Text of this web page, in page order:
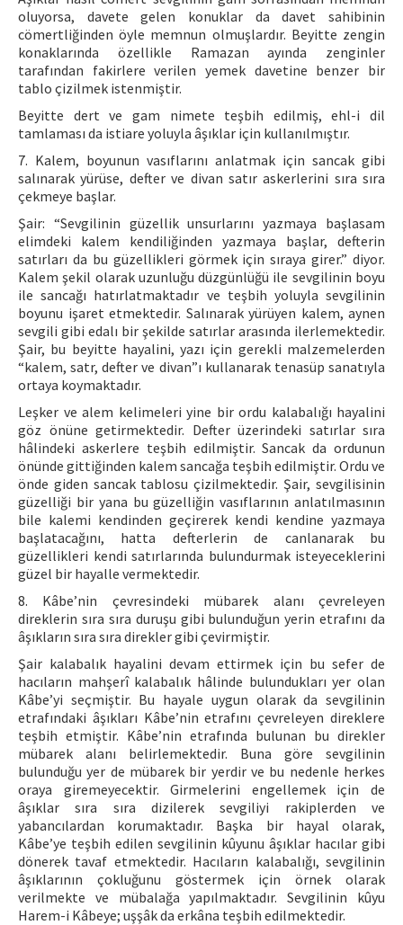
oluyorsa, davete gelen konuklar da davet sahibinin
cömertliğinden öyle memnun olmuşlardır. Beyitte zengin
konaklarında özellikle Ramazan ayında zenginler
tarafından fakirlere verilen yemek davetine benzer bir
tablo çizilmek istenmiştir.
Beyitte dert ve gam nimete teşbih edilmiş, ehl-i dil
tamlaması da istiare yoluyla âşıklar için kullanılmıştır.
7. Kalem, boyunun vasıflarını anlatmak için sancak gibi
salınarak yürüse, defter ve divan satır askerlerini sıra sıra
çekmeye başlar.
Şair: “Sevgilinin güzellik unsurlarını yazmaya başlasam
elimdeki kalem kendiliğinden yazmaya başlar, defterin
satırları da bu güzellikleri görmek için sıraya girer.” diyor.
Kalem şekil olarak uzunluğu düzgünlüğü ile sevgilinin boyu
ile sancağı hatırlatmaktadır ve teşbih yoluyla sevgilinin
boyunu işaret etmektedir. Salınarak yürüyen kalem, aynen
sevgili gibi edalı bir şekilde satırlar arasında ilerlemektedir.
Şair, bu beyitte hayalini, yazı için gerekli malzemelerden
“kalem, satr, defter ve divan”ı kullanarak tenasüp sanatıyla
ortaya koymaktadır.
Leşker ve alem kelimeleri yine bir ordu kalabalığı hayalini
göz önüne getirmektedir. Defter üzerindeki satırlar sıra
hâlindeki askerlere teşbih edilmiştir. Sancak da ordunun
önünde gittiğinden kalem sancağa teşbih edilmiştir. Ordu ve
önde giden sancak tablosu çizilmektedir. Şair, sevgilisinin
güzelliği bir yana bu güzelliğin vasıflarının anlatılmasının
bile kalemi kendinden geçirerek kendi kendine yazmaya
başlatacağını, hatta defterlerin de canlanarak bu
güzellikleri kendi satırlarında bulundurmak isteyeceklerini
güzel bir hayalle vermektedir.
8. Kâbe’nin çevresindeki mübarek alanı çevreleyen
direklerin sıra sıra duruşu gibi bulunduğun yerin etrafını da
âşıkların sıra sıra direkler gibi çevirmiştir.
Şair kalabalık hayalini devam ettirmek için bu sefer de
hacıların mahşerî kalabalık hâlinde bulundukları yer olan
Kâbe’yi seçmiştir. Bu hayale uygun olarak da sevgilinin
etrafındaki âşıkları Kâbe’nin etrafını çevreleyen direklere
teşbih etmiştir. Kâbe’nin etrafında bulunan bu direkler
mübarek alanı belirlemektedir. Buna göre sevgilinin
bulunduğu yer de mübarek bir yerdir ve bu nedenle herkes
oraya giremeyecektir. Girmelerini engellemek için de
âşıklar sıra sıra dizilerek sevgiliyi rakiplerden ve
yabancılardan korumaktadır. Başka bir hayal olarak,
Kâbe’ye teşbih edilen sevgilinin kûyunu âşıklar hacılar gibi
dönerek tavaf etmektedir. Hacıların kalabalığı, sevgilinin
âşıklarının çokluğunu göstermek için örnek olarak
verilmekte ve mübalağa yapılmaktadır. Sevgilinin kûyu
Harem-i Kâbeye; uşşâk da erkâna teşbih edilmektedir.